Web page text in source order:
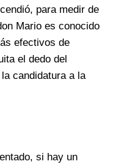
para medir de
Mario es conocido
efectivos de
el dedo del
candidatura a la
si hay un